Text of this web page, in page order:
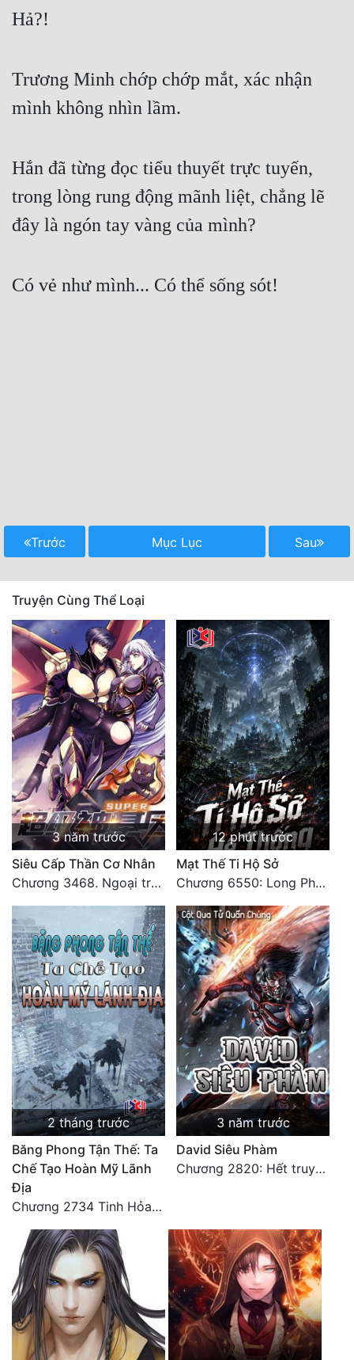
Hả?!
Trương Minh chớp chớp mắt, xác nhận
mình không nhìn lầm.
Hắn đã từng đọc tiểu thuyết trực tuyến,
trong lòng rung động mãnh liệt, chẳng lẽ
đây là ngón tay vàng của mình?
Có vẻ như mình... Có thể sống sót!
Trước Mục Lục Sau
Truyện Cùng Thể Loại
3 năm trước
Siêu Cấp Thần Cơ Nhân
Chương 3468. Ngoại truyện 2: Vũ trụ của ta ở đó (2)
12 phút trước
Mạt Thế Ti Hộ Sở
Chương 6550: Long Phượng Thần Trận
2 tháng trước
Băng Phong Tận Thế: Ta
Chế Tạo Hoàn Mỹ Lãnh
Địa
Chương 2734 Tinh Hỏa (Đại kết cục) (2)
3 năm trước
David Siêu Phàm
Chương 2820: Hết truyện (3)